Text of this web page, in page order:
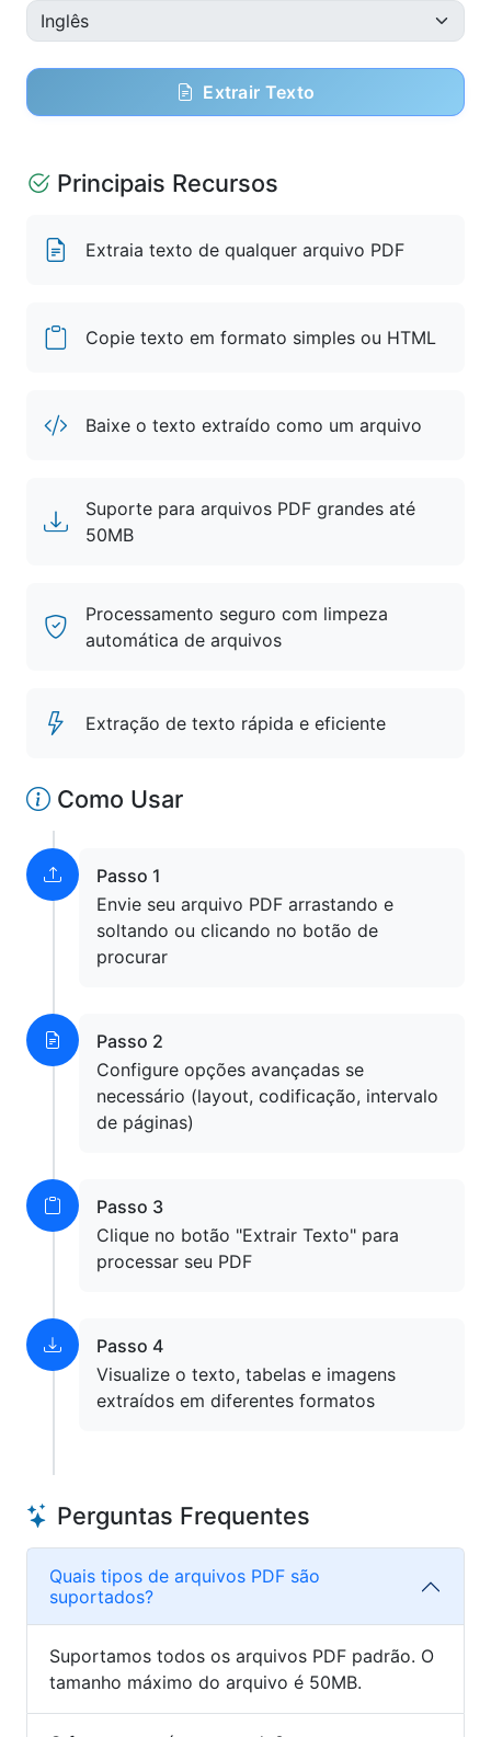
Extrair Texto
Principais Recursos
Extraia texto de qualquer arquivo PDF
Copie texto em formato simples ou HTML
Baixe o texto extraído como um arquivo
Suporte para arquivos PDF grandes até
50MB
Processamento seguro com limpeza
automática de arquivos
Extração de texto rápida e eficiente
Como Usar
Passo 1
Envie seu arquivo PDF arrastando e
soltando ou clicando no botão de
procurar
Passo 2
Configure opções avançadas se
necessário (layout, codificação, intervalo
de páginas)
Passo 3
Clique no botão "Extrair Texto" para
processar seu PDF
Passo 4
Visualize o texto, tabelas e imagens
extraídos em diferentes formatos
Perguntas Frequentes
Quais tipos de arquivos PDF são
suportados?
Suportamos todos os arquivos PDF padrão. O
tamanho máximo do arquivo é 50MB.